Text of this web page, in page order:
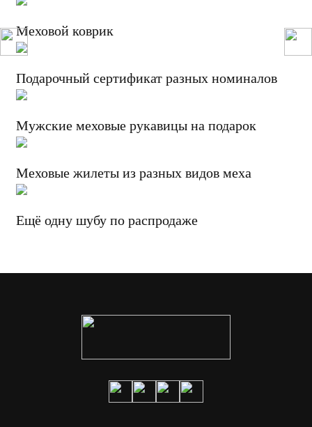
Меховой коврик
Подарочный сертификат разных номиналов
Мужские меховые рукавицы на подарок
Меховые жилеты из разных видов меха
Ещё одну шубу по распродаже